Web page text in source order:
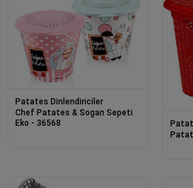
Patates Dinlendiriciler
Chef Patates & Sogan Sepeti
Eko - 36568